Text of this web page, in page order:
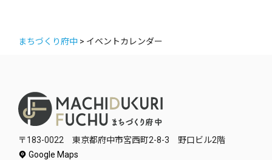
まちづくり府中 > イベントカレンダー
〒183-0022 東京都府中市宮西町2-8-3 野口ビル2階
Google Maps